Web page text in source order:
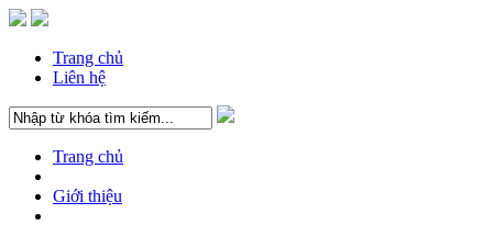
Trang chủ
Liên hệ
Trang chủ
Giới thiệu